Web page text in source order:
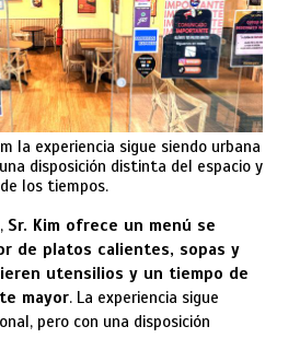
la experiencia sigue siendo urbana
disposición distinta del espacio y
de los tiempos.
Sr. Kim ofrece un menú se
de platos calientes, sopas y
utensilios y un tiempo de
mayor. La experiencia sigue
pero con una disposición